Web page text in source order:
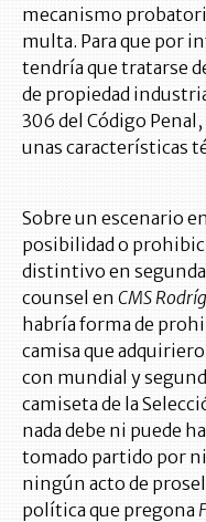
mecanismo
multa. Para que por
tendría que tratarse
de propiedad
306 del Código
unas características
Sobre un escenario
posibilidad o
distintivo en
counsel en CMS
habría forma de
camisa que
con mundial y
camiseta de la
nada debe ni puede
tomado partido por
ningún acto de
política que pregona